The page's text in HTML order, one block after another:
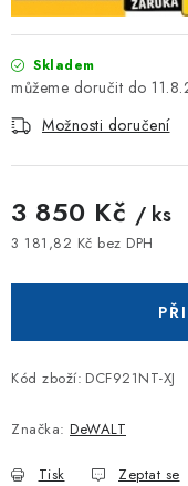
Skladem
Možnosti doručení
3 850 Kč / ks
3 181,82 Kč bez DPH
Kód zboží: DCF921NT-XJ
Značka: DeWALT
Tisk Zeptat se